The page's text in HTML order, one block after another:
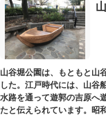
山谷堀公園は、もともと山
した。江戸時代には、山谷
水路を通って遊郭の吉原へ
たと伝えられています。昭